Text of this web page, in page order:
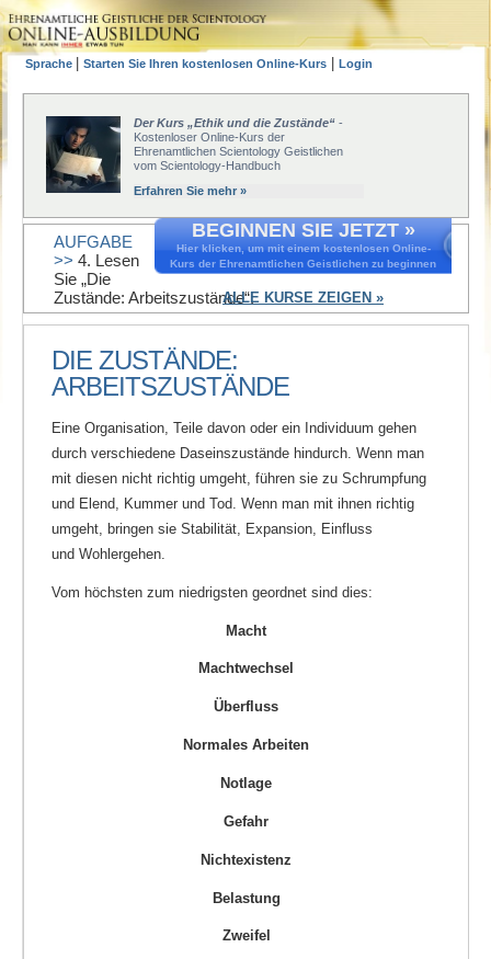
Sprache Starten Sie Ihren kostenlosen Online-Kurs Login
Der Kurs „Ethik und die Zustände“ -
Kostenloser Online-Kurs der
Ehrenamtlichen Scientology Geistlichen
vom Scientology-Handbuch
Erfahren Sie mehr »
BEGINNEN SIE JETZT »
Hier klicken, um mit einem kostenlosen Online-
Kurs der Ehrenamtlichen Geistlichen zu beginnen
ALLE KURSE ZEIGEN »
AUFGABE
>> 4. Lesen
Sie „Die
Zustände: Arbeitszustände“.
DIE ZUSTÄNDE:
ARBEITSZUSTÄNDE
Eine Organisation, Teile davon oder ein Individuum gehen
durch verschiedene Daseinszustände hindurch. Wenn man
mit diesen nicht richtig umgeht, führen sie zu Schrumpfung
und Elend, Kummer und Tod. Wenn man mit ihnen richtig
umgeht, bringen sie Stabilität, Expansion, Einfluss
und Wohlergehen.
Vom höchsten zum niedrigsten geordnet sind dies:
Macht
Machtwechsel
Überfluss
Normales Arbeiten
Notlage
Gefahr
Nichtexistenz
Belastung
Zweifel